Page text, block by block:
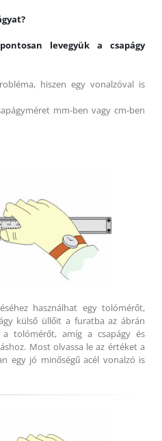
levegyük a csapágy
hiszen egy vonalzóval is
mm-ben vagy cm-ben
használhat egy tolómérőt,
külső üllőit a furatba az ábrán
tolómérőt, amíg a csapágy és
Most olvassa le az értéket a
egy jó minőségű acél vonalzó is